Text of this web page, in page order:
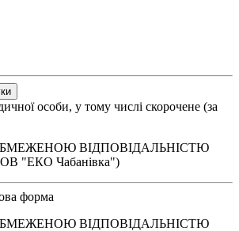
особи, у тому числі скорочене (за
ВІДПОВІДАЛЬНІСТЮ
"ЕКО Чабанівка")
форма
ВІДПОВІДАЛЬНІСТЮ